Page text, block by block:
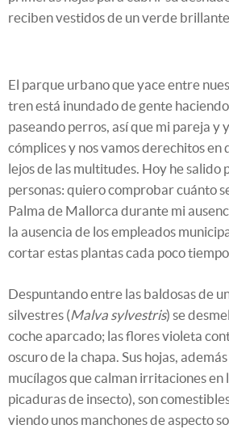
reciben vestidos de un verde
El parque urbano que yace entre
tren está inundado de gente
paseando perros, así que mi pareja y
cómplices y nos vamos derechitos
lejos de las multitudes. Hoy he salido
personas: quiero comprobar cuánto
Palma de Mallorca durante mi
la ausencia de los empleados
cortar estas plantas cada poco
Despuntando entre las baldosas de
silvestres (Malva sylvestris) se
coche aparcado; las flores violeta
oscuro de la chapa. Sus hojas,
mucílagos que calman irritaciones en
picaduras de insecto), son
viendo unos manchones de aspecto